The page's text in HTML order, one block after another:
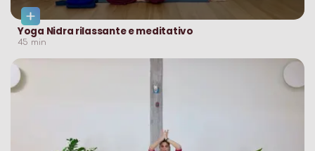
Yoga Nidra rilassante e meditativo
45 min